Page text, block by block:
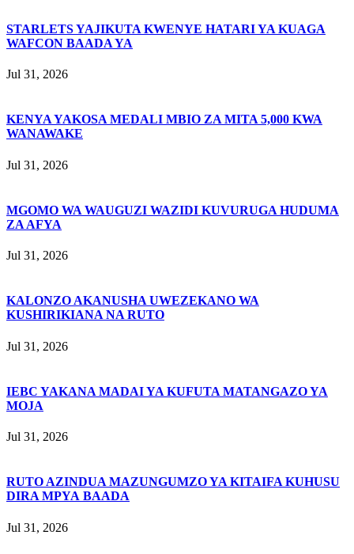
STARLETS YAJIKUTA KWENYE HATARI YA KUAGA
WAFCON BAADA YA
Jul 31, 2026
KENYA YAKOSA MEDALI MBIO ZA MITA 5,000 KWA
WANAWAKE
Jul 31, 2026
MGOMO WA WAUGUZI WAZIDI KUVURUGA HUDUMA
ZA AFYA
Jul 31, 2026
KALONZO AKANUSHA UWEZEKANO WA
KUSHIRIKIANA NA RUTO
Jul 31, 2026
IEBC YAKANA MADAI YA KUFUTA MATANGAZO YA
MOJA
Jul 31, 2026
RUTO AZINDUA MAZUNGUMZO YA KITAIFA KUHUSU
DIRA MPYA BAADA
Jul 31, 2026